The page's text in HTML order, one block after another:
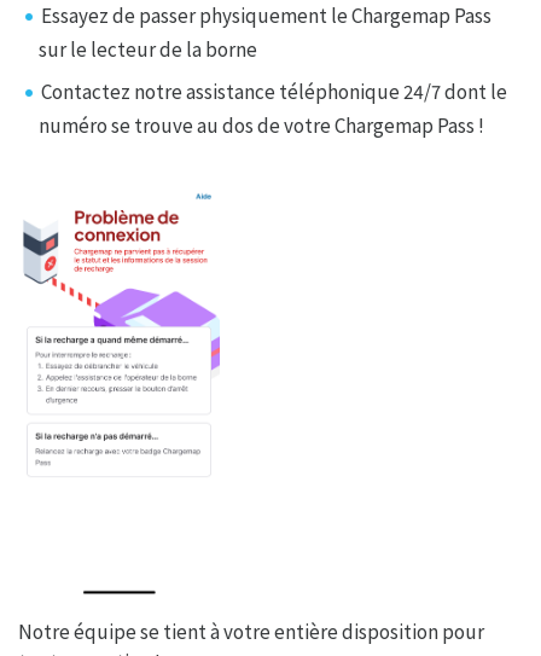
Essayez de passer physiquement le Chargemap Pass
sur le lecteur de la borne
Contactez notre assistance téléphonique 24/7 dont le
numéro se trouve au dos de votre Chargemap Pass !
Notre équipe se tient à votre entière disposition pour